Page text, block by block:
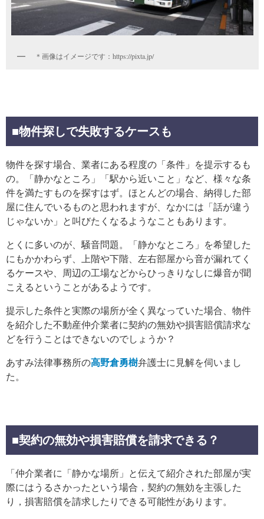
＊画像はイメージです：https://pixta.jp/
■物件探しで失敗するケースも
物件を探す場合、業者にある程度の「条件」を提示するも
の。「静かなところ」「駅から近いこと」など、様々な条
件を満たすものを探すはず。ほとんどの場合、納得した部
屋に住んでいるものと思われますが、なかには「話が違う
じゃないか」と叫びたくなるようなこともあります。
とくに多いのが、騒音問題。「静かなところ」を希望した
にもかかわらず、上階や下階、左右部屋から音が漏れてく
るケースや、周辺の工場などからひっきりなしに爆音が聞
こえるということがあるようです。
提示した条件と実際の場所が全く異なっていた場合、物件
を紹介した不動産仲介業者に契約の無効や損害賠償請求な
どを行うことはできないのでしょうか？
あすみ法律事務所の高野倉勇樹弁護士に見解を伺いまし
た。
■契約の無効や損害賠償を請求できる？
「仲介業者に「静かな場所」と伝えて紹介された部屋が実
際にはうるさかったという場合，契約の無効を主張した
り，損害賠償を請求したりできる可能性があります。